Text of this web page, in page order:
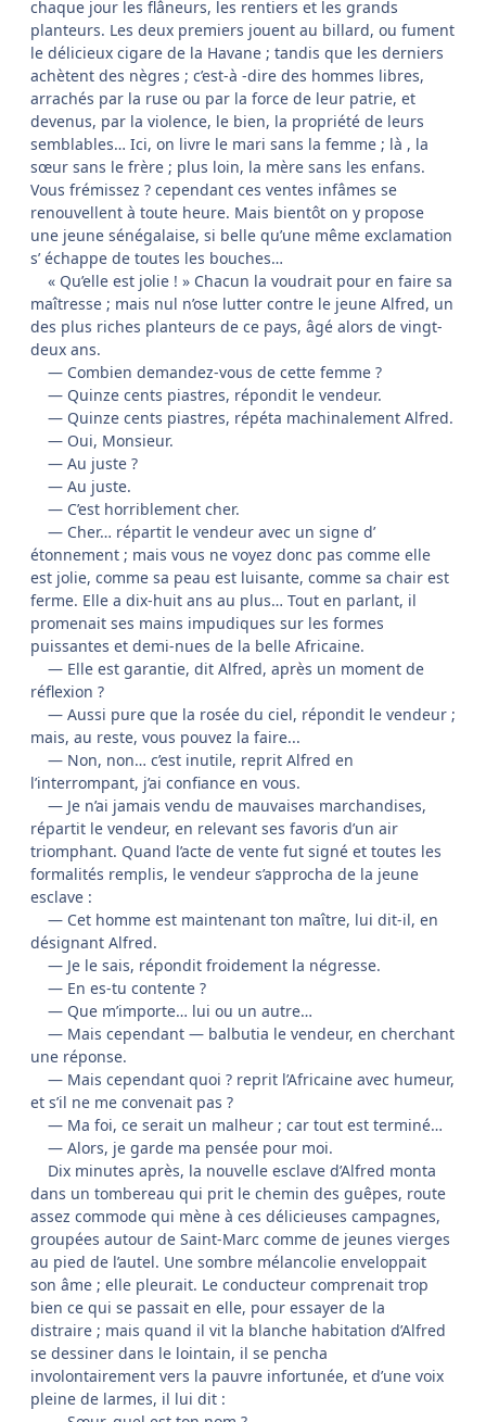
chaque jour les flâneurs, les rentiers et les grands
planteurs. Les deux premiers jouent au billard, ou fument
le délicieux cigare de la Havane ; tandis que les derniers
achètent des nègres ; c’est-à -dire des hommes libres,
arrachés par la ruse ou par la force de leur patrie, et
devenus, par la violence, le bien, la propriété de leurs
semblables… Ici, on livre le mari sans la femme ; là , la
sœur sans le frère ; plus loin, la mère sans les enfans.
Vous frémissez ? cependant ces ventes infâmes se
renouvellent à toute heure. Mais bientôt on y propose
une jeune sénégalaise, si belle qu’une même exclamation
s’ échappe de toutes les bouches…
« Qu’elle est jolie ! » Chacun la voudrait pour en faire sa
maîtresse ; mais nul n’ose lutter contre le jeune Alfred, un
des plus riches planteurs de ce pays, âgé alors de vingt-
deux ans.
— Combien demandez-vous de cette femme ?
— Quinze cents piastres, répondit le vendeur.
— Quinze cents piastres, répéta machinalement Alfred.
— Oui, Monsieur.
— Au juste ?
— Au juste.
— C’est horriblement cher.
— Cher… répartit le vendeur avec un signe d’
étonnement ; mais vous ne voyez donc pas comme elle
est jolie, comme sa peau est luisante, comme sa chair est
ferme. Elle a dix-huit ans au plus… Tout en parlant, il
promenait ses mains impudiques sur les formes
puissantes et demi-nues de la belle Africaine.
— Elle est garantie, dit Alfred, après un moment de
réflexion ?
— Aussi pure que la rosée du ciel, répondit le vendeur ;
mais, au reste, vous pouvez la faire...
— Non, non… c’est inutile, reprit Alfred en
l’interrompant, j’ai confiance en vous.
— Je n’ai jamais vendu de mauvaises marchandises,
répartit le vendeur, en relevant ses favoris d’un air
triomphant. Quand l’acte de vente fut signé et toutes les
formalités remplis, le vendeur s’approcha de la jeune
esclave :
— Cet homme est maintenant ton maître, lui dit-il, en
désignant Alfred.
— Je le sais, répondit froidement la négresse.
— En es-tu contente ?
— Que m’importe… lui ou un autre…
— Mais cependant — balbutia le vendeur, en cherchant
une réponse.
— Mais cependant quoi ? reprit l’Africaine avec humeur,
et s’il ne me convenait pas ?
— Ma foi, ce serait un malheur ; car tout est terminé…
— Alors, je garde ma pensée pour moi.
Dix minutes après, la nouvelle esclave d’Alfred monta
dans un tombereau qui prit le chemin des guêpes, route
assez commode qui mène à ces délicieuses campagnes,
groupées autour de Saint-Marc comme de jeunes vierges
au pied de l’autel. Une sombre mélancolie enveloppait
son âme ; elle pleurait. Le conducteur comprenait trop
bien ce qui se passait en elle, pour essayer de la
distraire ; mais quand il vit la blanche habitation d’Alfred
se dessiner dans le lointain, il se pencha
involontairement vers la pauvre infortunée, et d’une voix
pleine de larmes, il lui dit :